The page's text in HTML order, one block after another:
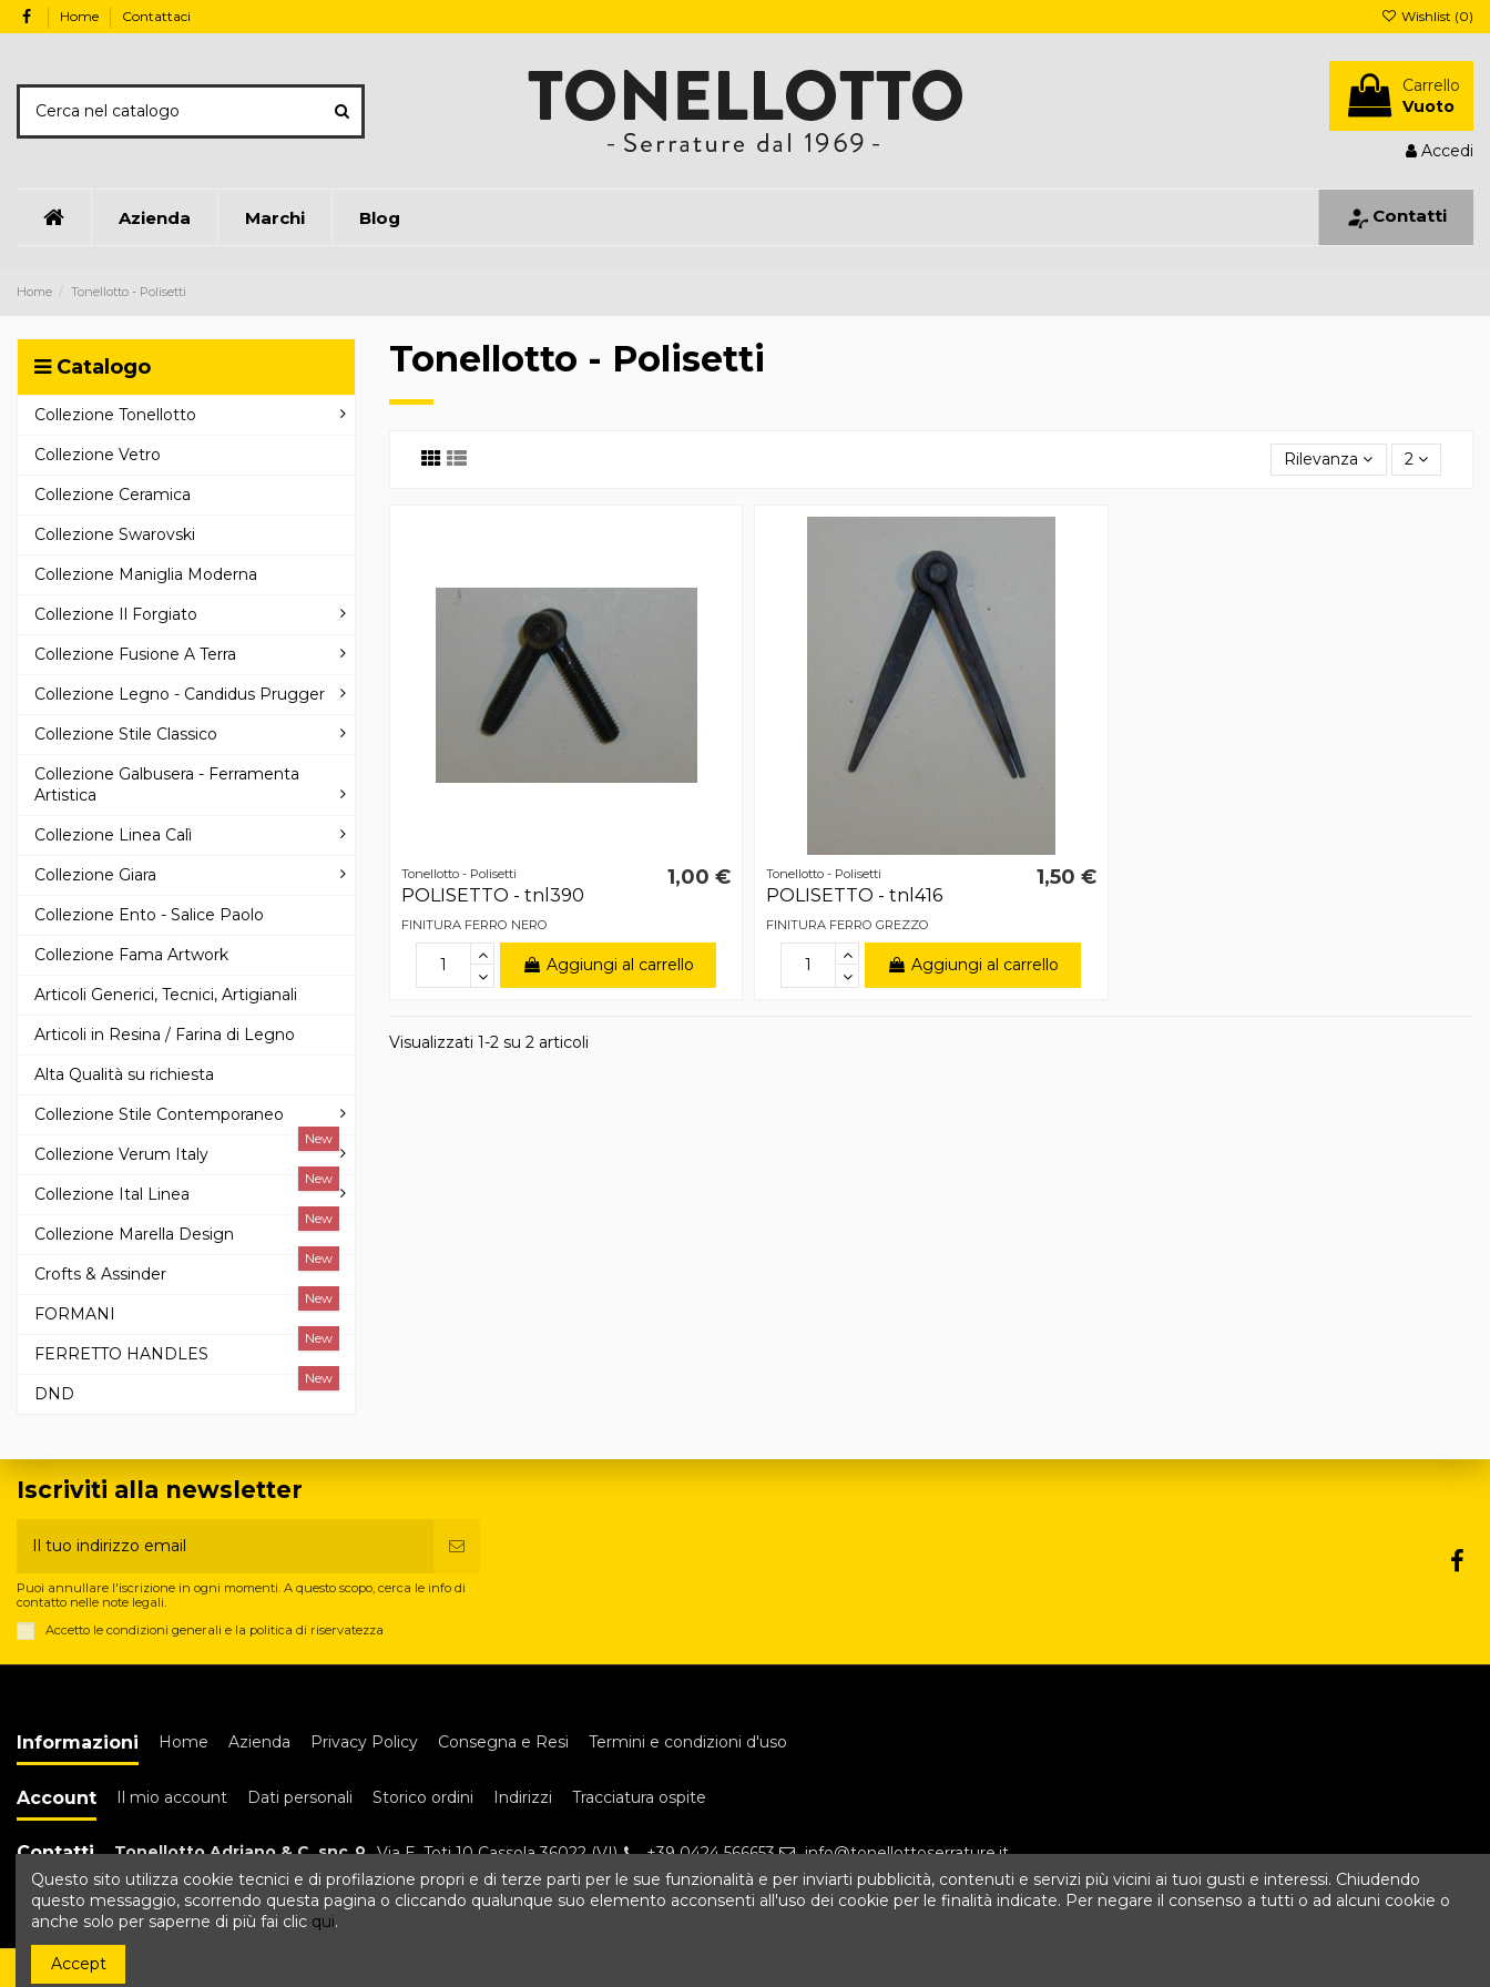
Home Contattaci Wishlist (0)
Carrello
Vuoto
Accedi
Azienda Marchi Blog Contatti
Home Tonellotto - Polisetti
Tonellotto - Polisetti
Rilevanza 2
Tonellotto - Polisetti
POLISETTO - tnl390
1,00 €
FINITURA FERRO NERO
Aggiungi al carrello
Tonellotto - Polisetti
POLISETTO - tnl416
1,50 €
FINITURA FERRO GREZZO
Aggiungi al carrello
Visualizzati 1-2 su 2 articoli
Catalogo
Collezione Tonellotto
Collezione Vetro
Collezione Ceramica
Collezione Swarovski
Collezione Maniglia Moderna
Collezione Il Forgiato
Collezione Fusione A Terra
Collezione Legno - Candidus Prugger
Collezione Stile Classico
Collezione Galbusera - Ferramenta
Artistica
Collezione Linea Calì
Collezione Giara
Collezione Ento - Salice Paolo
Collezione Fama Artwork
Articoli Generici, Tecnici, Artigianali
Articoli in Resina / Farina di Legno
Alta Qualità su richiesta
Collezione Stile Contemporaneo
Collezione Verum Italy
New
Collezione Ital Linea
New
Collezione Marella Design
New
Crofts & Assinder
New
FORMANI
New
FERRETTO HANDLES
New
DND
New
Iscriviti alla newsletter
Puoi annullare l'iscrizione in ogni momenti. A questo scopo, cerca le info di
contatto nelle note legali.
Accetto le condizioni generali e la politica di riservatezza
Informazioni Home Azienda Privacy Policy Consegna e Resi Termini e condizioni d'uso
Account Il mio account Dati personali Storico ordini Indirizzi Tracciatura ospite
Contatti Tonellotto Adriano & C. snc Via E. Toti 10 Cassola 36022 (VI) +39 0424 566653 info@tonellottoserrature.it
© 2019 Tonellotto Serrature - VAT IT01779010246. All rights reserved.
Questo sito utilizza cookie tecnici e di profilazione propri e di terze parti per le sue funzionalità e per inviarti pubblicità, contenuti e servizi più vicini ai tuoi gusti e interessi. Chiudendo
questo messaggio, scorrendo questa pagina o cliccando qualunque suo elemento acconsenti all'uso dei cookie per le finalità indicate. Per negare il consenso a tutti o ad alcuni cookie o
anche solo per saperne di più fai clic qui.
Accept